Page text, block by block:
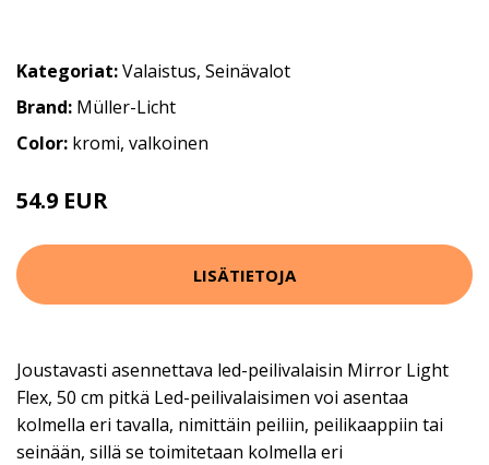
Kategoriat:Valaistus, Seinävalot
Brand: Müller-Licht
Color: kromi, valkoinen
54.9 EUR
LISÄTIETOJA
Joustavasti asennettava led-peilivalaisin Mirror Light
Flex, 50 cm pitkä Led-peilivalaisimen voi asentaa
kolmella eri tavalla, nimittäin peiliin, peilikaappiin tai
seinään, sillä se toimitetaan kolmella eri